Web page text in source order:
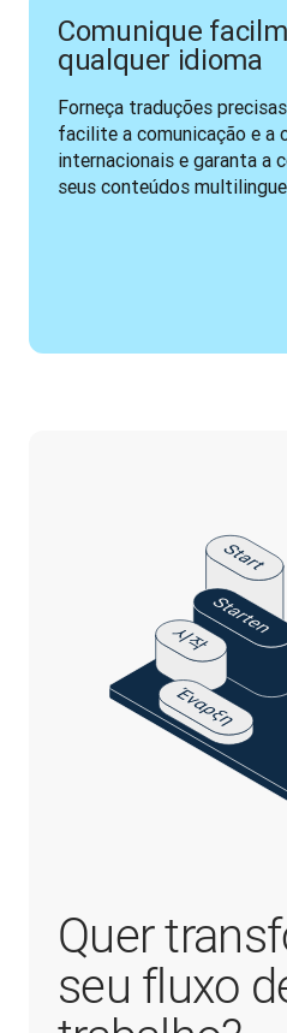
Comunique
qualquer idioma
Forneça traduções
facilite a comunicação e a
internacionais e garanta a
seus conteúdos
Quer
seu fluxo